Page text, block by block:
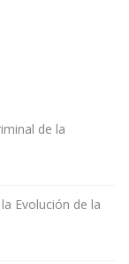
de la
Evolución de la